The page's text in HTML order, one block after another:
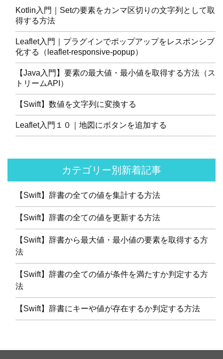
Kotlin入門｜Setの要素をカンマ区切りの文字列として取
得する方法
Leaflet入門｜プラグインでポップアップをレスポンシブ
化する（leaflet-responsive-popup）
【Java入門】要素の最大値・最小値を取得する方法（ス
トリームAPI）
【Swift】数値を文字列に変換する
Leaflet入門１０｜地図にボタンを追加する
カテゴリー別新着記事
【Swift】辞書の全ての値を集計する方法
【Swift】辞書の全ての値を更新する方法
【Swift】辞書から最大値・最小値の要素を取得する方
法
【Swift】辞書の全ての値が条件を満たすか判定する方
法
【Swift】辞書にキーや値が存在するか判定する方法